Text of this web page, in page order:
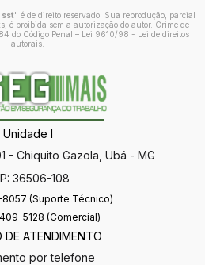
sst" é de direito reservado. Sua reprodução, parcial
é proibida sem a autorização do autor. Crime de
do Código Penal – Lei 9610/98 - Lei de direitos
autorais
Unidade I
- Chiquito Gazola, Ubá - MG
36506-108
(Suporte Técnico)
5128 (Comercial)
DE ATENDIMENTO
por telefone